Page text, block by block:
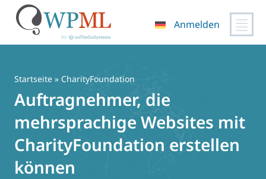
springen
Anmelden
Startseite » CharityFoundation
Auftragnehmer, die
mehrsprachige Websites mit
CharityFoundation erstellen
können